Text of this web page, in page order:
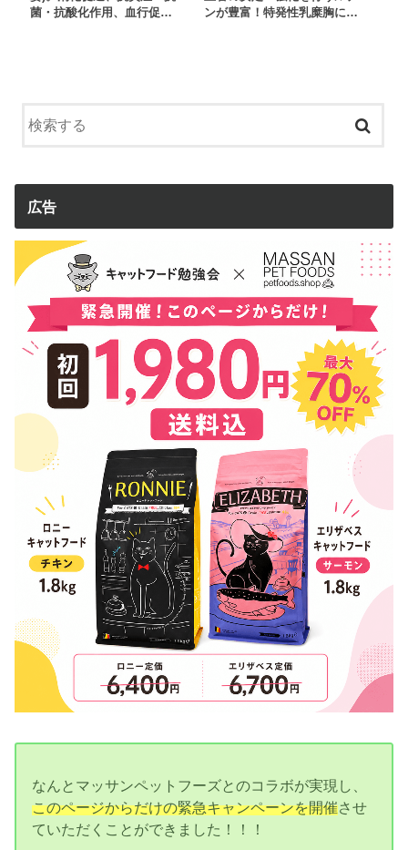
菌・抗酸化作用、血行促…
ンが豊富！特発性乳糜胸に…
広告
なんとマッサンペットフーズとのコラボが実現し、
このページからだけの緊急キャンペーンを開催させ
ていただくことができました！！！